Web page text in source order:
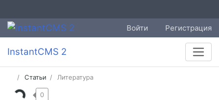
Войти Регистрация
InstantCMS 2
Статьи Литература
0